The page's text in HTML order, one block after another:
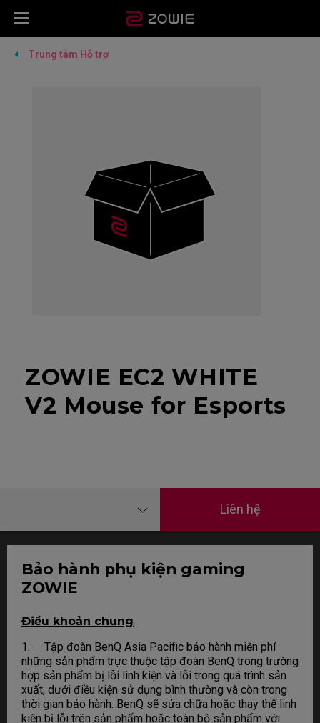
Trung tâm Hỗ trợ
ZOWIE EC2 WHITE
V2 Mouse for Esports
Liên hệ
Bảo hành phụ kiện gaming
ZOWIE
Điều khoản chung
1. Tập đoàn BenQ Asia Pacific bảo hành miễn phí
những sản phẩm trực thuộc tập đoàn BenQ trong trường
hợp sản phẩm bị lỗi linh kiện và lỗi trong quá trình sản
xuất, dưới điều kiện sử dụng bình thường và còn trong
thời gian bảo hành. BenQ sẽ sửa chữa hoặc thay thế linh
kiện bị lỗi trên sản phẩm hoặc toàn bộ sản phẩm với